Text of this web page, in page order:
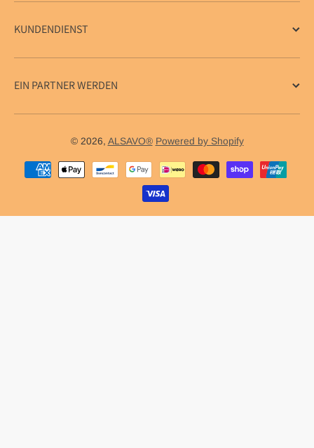
KUNDENDIENST
EIN PARTNER WERDEN
© 2026, ALSAVO® Powered by Shopify
Zahlungsmethoden